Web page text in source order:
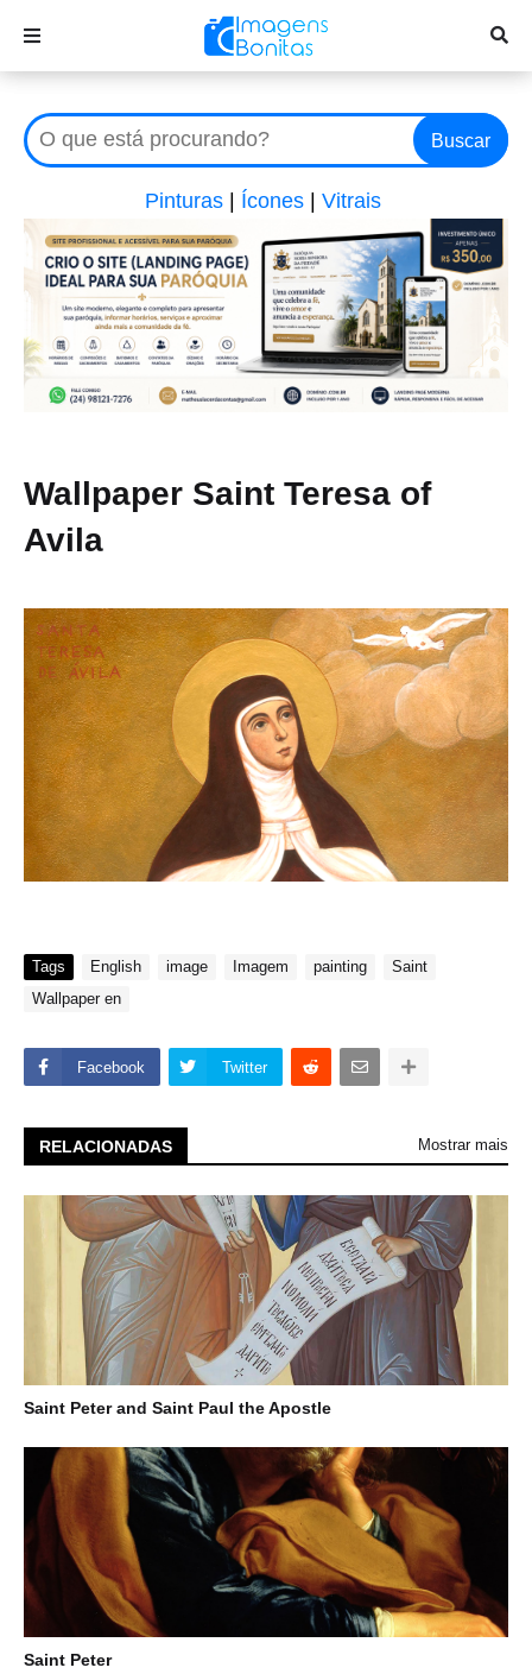
Buscar
Pinturas Ícones Vitrais
Wallpaper Saint Teresa of
Avila
Tags English image Imagem painting
Saint
Wallpaper en
Facebook Twitter
RELACIONADAS Mostrar mais
Saint Peter and Saint Paul the Apostle
Saint Peter